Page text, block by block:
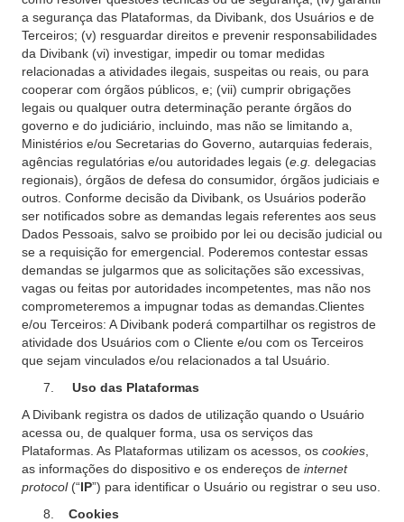
a segurança das Plataformas, da Divibank, dos Usuários e de
Terceiros; (v) resguardar direitos e prevenir responsabilidades
da Divibank (vi) investigar, impedir ou tomar medidas
relacionadas a atividades ilegais, suspeitas ou reais, ou para
cooperar com órgãos públicos, e; (vii) cumprir obrigações
legais ou qualquer outra determinação perante órgãos do
governo e do judiciário, incluindo, mas não se limitando a,
Ministérios e/ou Secretarias do Governo, autarquias federais,
agências regulatórias e/ou autoridades legais (e.g. delegacias
regionais), órgãos de defesa do consumidor, órgãos judiciais e
outros. Conforme decisão da Divibank, os Usuários poderão
ser notificados sobre as demandas legais referentes aos seus
Dados Pessoais, salvo se proibido por lei ou decisão judicial ou
se a requisição for emergencial. Poderemos contestar essas
demandas se julgarmos que as solicitações são excessivas,
vagas ou feitas por autoridades incompetentes, mas não nos
comprometeremos a impugnar todas as demandas.Clientes
e/ou Terceiros: A Divibank poderá compartilhar os registros de
atividade dos Usuários com o Cliente e/ou com os Terceiros
que sejam vinculados e/ou relacionados a tal Usuário.
Uso das Plataformas
A Divibank registra os dados de utilização quando o Usuário
acessa ou, de qualquer forma, usa os serviços das
Plataformas. As Plataformas utilizam os acessos, os cookies
as informações do dispositivo e os endereços de internet
protocol(“IP”) para identificar o Usuário ou registrar o seu uso.
Cookies